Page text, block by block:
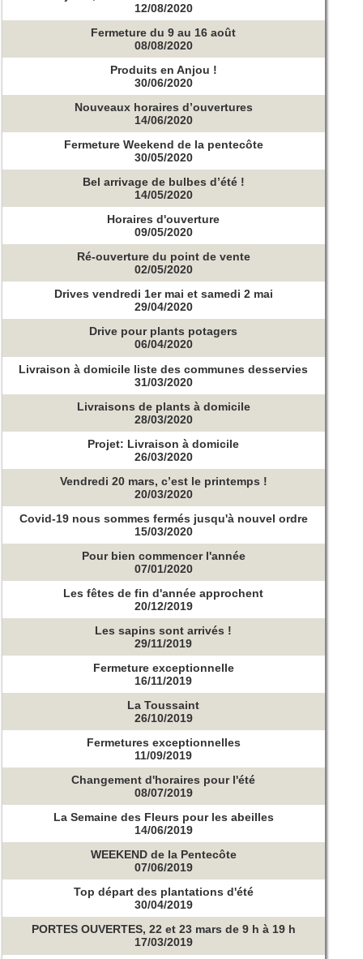
12/08/2020
Fermeture du 9 au 16 août
08/08/2020
Produits en Anjou !
30/06/2020
Nouveaux horaires d’ouvertures
14/06/2020
Fermeture Weekend de la pentecôte
30/05/2020
Bel arrivage de bulbes d’été !
14/05/2020
Horaires d'ouverture
09/05/2020
Ré-ouverture du point de vente
02/05/2020
Drives vendredi 1er mai et samedi 2 mai
29/04/2020
Drive pour plants potagers
06/04/2020
Livraison à domicile liste des communes desservies
31/03/2020
Livraisons de plants à domicile
28/03/2020
Projet: Livraison à domicile
26/03/2020
Vendredi 20 mars, c’est le printemps !
20/03/2020
Covid-19 nous sommes fermés jusqu'à nouvel ordre
15/03/2020
Pour bien commencer l'année
07/01/2020
Les fêtes de fin d'année approchent
20/12/2019
Les sapins sont arrivés !
29/11/2019
Fermeture exceptionnelle
16/11/2019
La Toussaint
26/10/2019
Fermetures exceptionnelles
11/09/2019
Changement d'horaires pour l'été
08/07/2019
La Semaine des Fleurs pour les abeilles
14/06/2019
WEEKEND de la Pentecôte
07/06/2019
Top départ des plantations d'été
30/04/2019
PORTES OUVERTES, 22 et 23 mars de 9 h à 19 h
17/03/2019